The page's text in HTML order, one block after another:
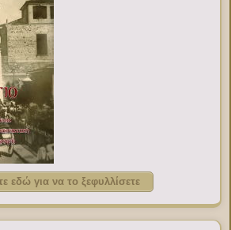
εδώ για να το ξεφυλλίσετε